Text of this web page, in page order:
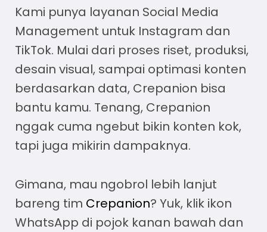
Kami punya layanan Social Media
Management untuk Instagram dan
TikTok. Mulai dari proses riset, produksi,
desain visual, sampai optimasi konten
berdasarkan data, Crepanion bisa
bantu kamu. Tenang, Crepanion
nggak cuma ngebut bikin konten kok,
tapi juga mikirin dampaknya.
Gimana, mau ngobrol lebih lanjut
bareng tim Crepanion? Yuk, klik ikon
WhatsApp di pojok kanan bawah dan